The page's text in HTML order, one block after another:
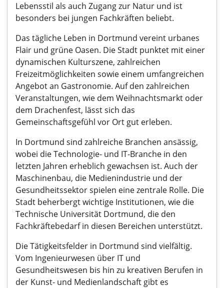
Lebensstil als auch Zugang zur Natur und ist
besonders bei jungen Fachkräften beliebt.
Das tägliche Leben in Dortmund vereint urbanes
Flair und grüne Oasen. Die Stadt punktet mit einer
dynamischen Kulturszene, zahlreichen
Freizeitmöglichkeiten sowie einem umfangreichen
Angebot an Gastronomie. Auf den zahlreichen
Veranstaltungen, wie dem Weihnachtsmarkt oder
dem Drachenfest, lässt sich das
Gemeinschaftsgefühl vor Ort gut erleben.
In Dortmund sind zahlreiche Branchen ansässig,
wobei die Technologie- und IT-Branche in den
letzten Jahren erheblich gewachsen ist. Auch der
Maschinenbau, die Medienindustrie und der
Gesundheitssektor spielen eine zentrale Rolle. Die
Stadt beherbergt wichtige Institutionen, wie die
Technische Universität Dortmund, die den
Fachkräftebedarf in diesen Bereichen unterstützt.
Die Tätigkeitsfelder in Dortmund sind vielfältig.
Vom Ingenieurwesen über IT und
Gesundheitswesen bis hin zu kreativen Berufen in
der Kunst- und Medienlandschaft gibt es